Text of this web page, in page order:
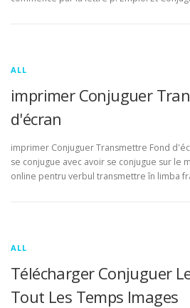
ALL
imprimer Conjuguer
d'écran
imprimer Conjuguer Transmettre Fond
se conjugue avec avoir se conjugue sur le
online pentru verbul transmettre în limba
ALL
Télécharger Conjuguer
Tout Les Temps Images